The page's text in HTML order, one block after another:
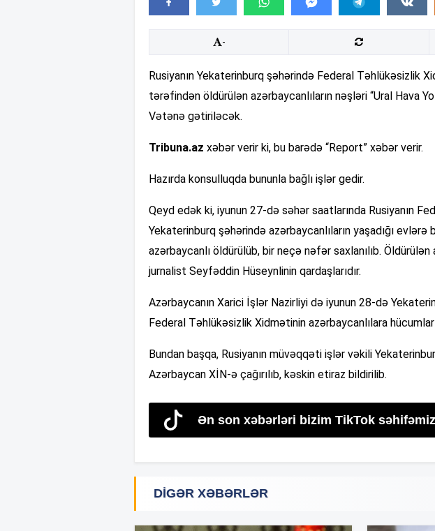
-
Rusiyanın Yekaterinburq şəhərində Federal Təhlükəsizlik
tərəfindən öldürülən azərbaycanlıların nəşləri “Ural Hava
Vətənə gətiriləcək.
Tribuna.az xəbər verir ki, bu barədə “Report” xəbər verir.
Hazırda konsulluqda bununla bağlı işlər gedir.
Qeyd edək ki, iyunun 27-də səhər saatlarında Rusiyanın
Yekaterinburq şəhərində azərbaycanlıların yaşadığı evlərə
azərbaycanlı öldürülüb, bir neçə nəfər saxlanılıb. Öldürülən
jurnalist Seyfəddin Hüseynlinin qardaşlarıdır.
Azərbaycanın Xarici İşlər Nazirliyi də iyunun 28-də
Federal Təhlükəsizlik Xidmətinin azərbaycanlılara
Bundan başqa, Rusiyanın müvəqqəti işlər vəkili
Azərbaycan XİN-ə çağırılıb, kəskin etiraz bildirilib.
Ən son xəbərləri bizim TikTok
DIGƏR XƏBƏRLƏR